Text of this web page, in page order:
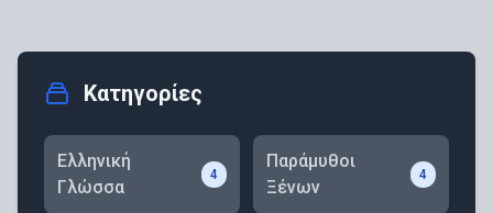
Κατηγορίες
Ελληνική
Γλώσσα
4
Παράμυθοι
Ξένων
4